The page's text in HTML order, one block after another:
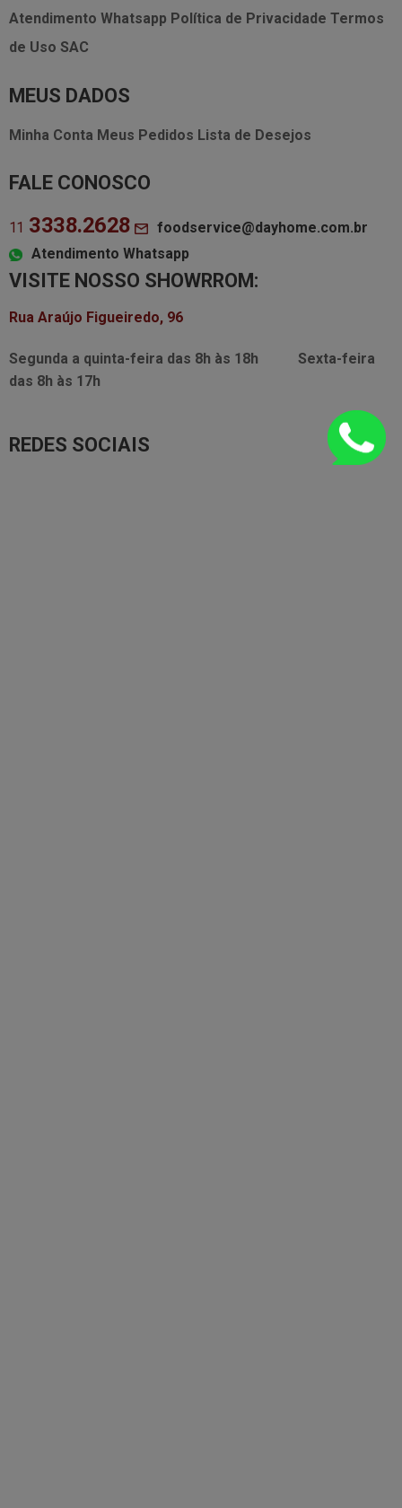
Atendimento Whatsapp Política de Privacidade Termos
de Uso SAC
MEUS DADOS
Minha Conta Meus Pedidos Lista de Desejos
FALE CONOSCO
11 3338.2628
foodservice@dayhome.com.br
Atendimento Whatsapp
VISITE NOSSO SHOWRROM:
Rua Araújo Figueiredo, 96
Segunda a quinta-feira das 8h às 18h
Sexta-feira
das 8h às 17h
REDES SOCIAIS